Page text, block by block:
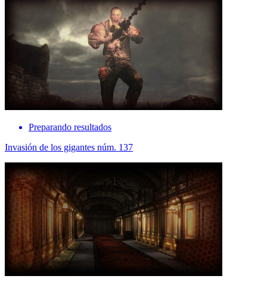
Preparando resultados
Invasión de los gigantes núm. 137